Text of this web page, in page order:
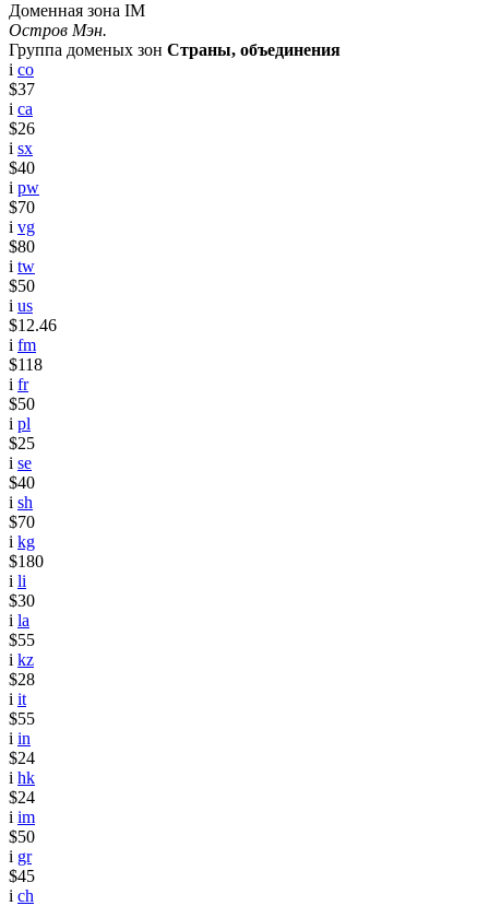
Доменная зона IM
Остров Мэн.
Группа доменых зон Страны, объединения
i co
$37
i ca
$26
i sx
$40
i pw
$70
i vg
$80
i tw
$50
i us
$12.46
i fm
$118
i fr
$50
i pl
$25
i se
$40
i sh
$70
i kg
$180
i li
$30
i la
$55
i kz
$28
i it
$55
i in
$24
i hk
$24
i im
$50
i gr
$45
i ch